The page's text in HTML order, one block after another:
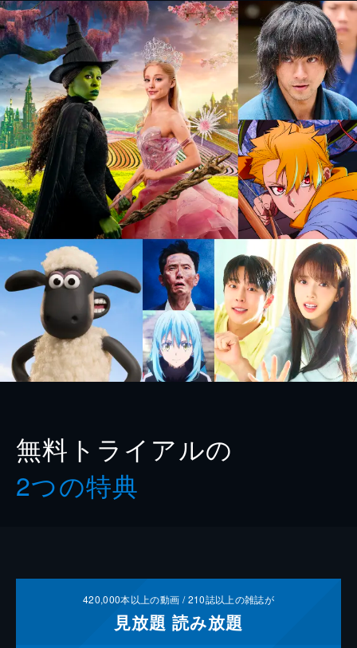
無料トライアルの
2つの特典
420,000本以上の動画 /210誌以上の雑誌が
見放題 読み放題